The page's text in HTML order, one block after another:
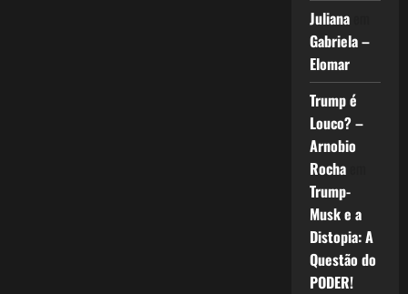
Julianaem
Gabriela –
Elomar
Trump é
Louco? –
Arnobio
Rochaem
Trump-
Musk e a
Distopia: A
Questão do
PODER!